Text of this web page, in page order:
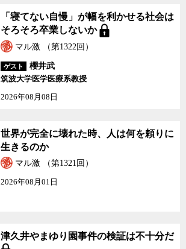
「寝てない自慢」が幅を利かせる社会は
そろそろ卒業しないか
マル激 （第1322回）
ゲスト
櫻井武
筑波大学医学医療系教授
2026年08月08日
世界が完全に壊れた時、人は何を頼りに
生きるのか
マル激 （第1321回）
2026年08月01日
津久井やまゆり園事件の検証は不十分だ